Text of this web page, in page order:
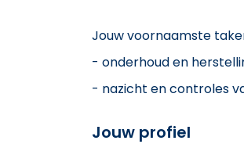
Jouw voornaamste
- onderhoud en
- nazicht en controles
Jouw profiel